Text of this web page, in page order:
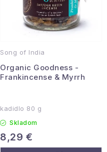
Song of India
Organic Goodness -
Frankincense & Myrrh
kadidlo 80 g
Skladom
8,29 €